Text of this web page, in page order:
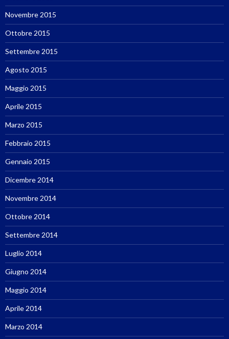
Novembre 2015
Ottobre 2015
Settembre 2015
Agosto 2015
Maggio 2015
Aprile 2015
Marzo 2015
Febbraio 2015
Gennaio 2015
Dicembre 2014
Novembre 2014
Ottobre 2014
Settembre 2014
Luglio 2014
Giugno 2014
Maggio 2014
Aprile 2014
Marzo 2014